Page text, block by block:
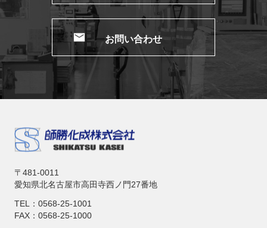
お問い合わせ
〒481-0011
愛知県北名古屋市高田寺西ノ門27番地
TEL：0568-25-1001
FAX：0568-25-1000